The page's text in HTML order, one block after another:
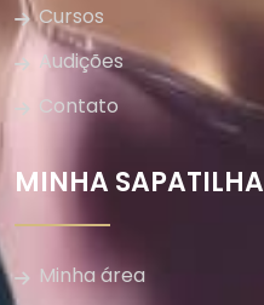
Cursos
Audições
Contato
MINHA SAPATILHA
Minha área